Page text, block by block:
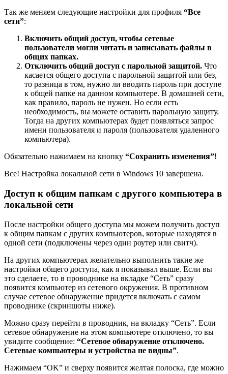
Так же меняем следующие настройки для профиля “Все
сети”:
Включить общий доступ, чтобы сетевые
пользователи могли читать и записывать файлы в
общих папках.
Отключить общий доступ с парольной защитой. Что
касается общего доступа с парольной защитой или без,
то разница в том, нужно ли вводить пароль при доступе
к общей папке на данном компьютере. В домашней сети,
как правило, пароль не нужен. Но если есть
необходимость, вы можете оставить парольную защиту.
Тогда на других компьютерах будет появляться запрос
имени пользователя и пароля (пользователя удаленного
компьютера).
Обязательно нажимаем на кнопку “Сохранить изменения”!
Все! Настройка локальной сети в Windows 10 завершена.
Доступ к общим папкам с другого компьютера в
локальной сети
После настройки общего доступа мы можем получить доступ
к общим папкам с других компьютеров, которые находятся в
одной сети (подключены через один роутер или свитч).
На других компьютерах желательно выполнить такие же
настройки общего доступа, как я показывал выше. Если вы
это сделаете, то в проводнике на вкладке “Сеть” сразу
появится компьютер из сетевого окружения. В противном
случае сетевое обнаружение придется включать с самом
проводнике (скриншоты ниже).
Можно сразу перейти в проводник, на вкладку “Сеть”. Если
сетевое обнаружение на этом компьютере отключено, то вы
увидите сообщение: “Сетевое обнаружение отключено.
Сетевые компьютеры и устройства не видны”.
Нажимаем “OK” и сверху появится желтая полоска, где можно